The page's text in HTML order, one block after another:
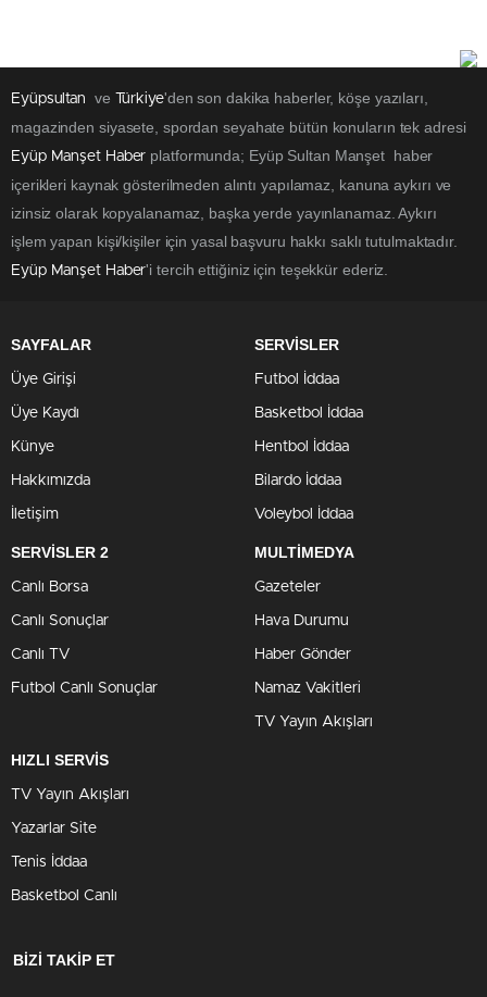
Eyüpsultan ve Türkiye'den son dakika haberler, köşe yazıları,
magazinden siyasete, spordan seyahate bütün konuların tek adresi
Eyüp Manşet Haber platformunda; Eyüp Sultan Manşet haber
içerikleri kaynak gösterilmeden alıntı yapılamaz, kanuna aykırı ve
izinsiz olarak kopyalanamaz, başka yerde yayınlanamaz. Aykırı
işlem yapan kişi/kişiler için yasal başvuru hakkı saklı tutulmaktadır.
Eyüp Manşet Haber'i tercih ettiğiniz için teşekkür ederiz.
SAYFALAR
Üye Girişi
Üye Kaydı
Künye
Hakkımızda
İletişim
SERVİSLER
Futbol İddaa
Basketbol İddaa
Hentbol İddaa
Bilardo İddaa
Voleybol İddaa
SERVİSLER 2
Canlı Borsa
Canlı Sonuçlar
Canlı TV
Futbol Canlı Sonuçlar
MULTİMEDYA
Gazeteler
Hava Durumu
Haber Gönder
Namaz Vakitleri
TV Yayın Akışları
HIZLI SERVİS
TV Yayın Akışları
Yazarlar Site
Tenis İddaa
Basketbol Canlı
BİZİ TAKİP ET